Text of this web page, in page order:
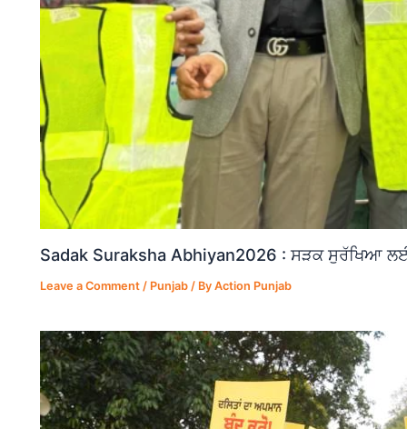
Sadak Suraksha Abhiyan2026 : ਸੜਕ ਸੁਰੱਖਿਆ
Leave a Comment / Punjab / ByAction Punjab